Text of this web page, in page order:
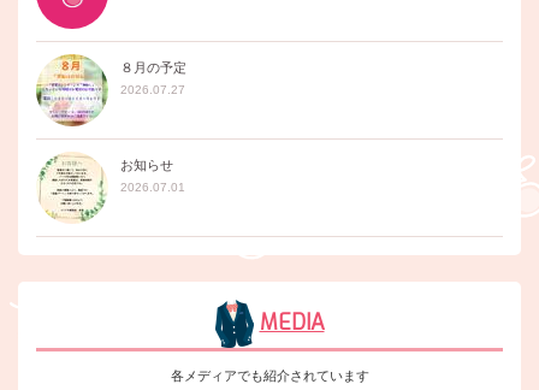
８月の予定
2026.07.27
お知らせ
2026.07.01
MEDIA
各メディアでも紹介されています